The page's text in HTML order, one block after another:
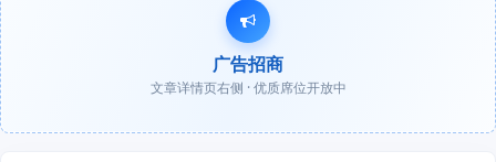
广告招商
文章详情页右侧 · 优质席位开放中